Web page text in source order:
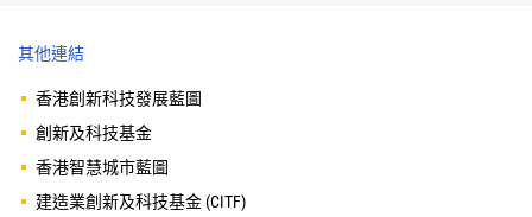
其他連結
香港創新科技發展藍圖
創新及科技基金
香港智慧城市藍圖
建造業創新及科技基金 (CITF)